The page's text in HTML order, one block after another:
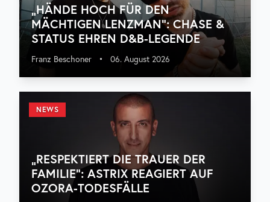
„HÄNDE HOCH FÜR DEN
MÄCHTIGEN LENZMAN“: CHASE &
STATUS EHREN D&B-LEGENDE
Franz Beschoner • 06. August 2026
NEWS
„RESPEKTIERT DIE TRAUER DER
FAMILIE“: ASTRIX REAGIERT AUF
OZORA-TODESFÄLLE